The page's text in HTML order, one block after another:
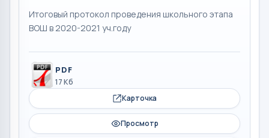
Итоговый протокол проведения школьного этапа
ВОШ в 2020-2021 уч.году
PDF
17 Кб
Карточка
Просмотр